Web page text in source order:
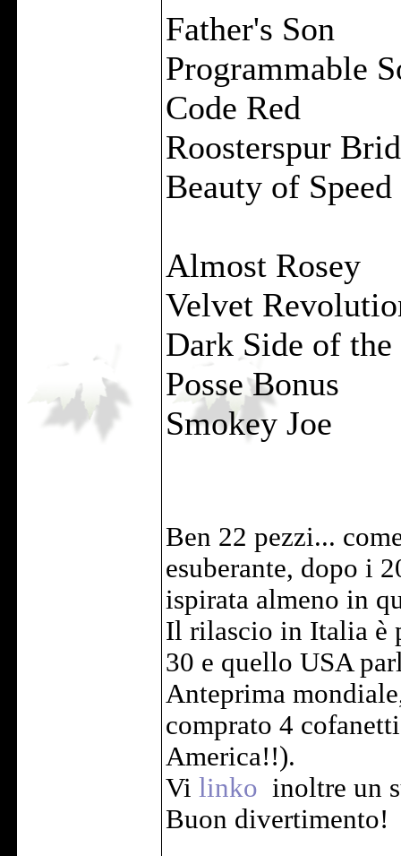
Father's Son
Programmable
Code Red
Roosterspur
Beauty of Speed
Almost Rosey
Velvet
Dark Side of the
Posse Bonus
Smokey Joe
Ben 22 pezzi...
esuberante, dopo i
ispirata almeno in
Il rilascio in Italia è
30 e quello USA
Anteprima
comprato 4
America!!).
Vi linko inoltre un
Buon divertimento!